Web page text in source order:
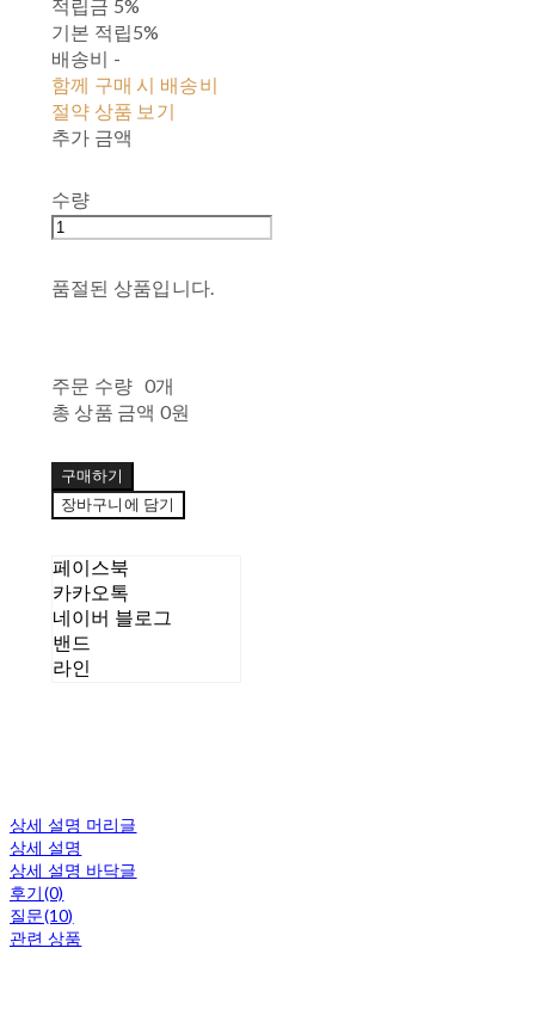
적립금 5%
기본 적립5%
배송비 -
함께 구매 시 배송비
절약 상품 보기
추가 금액
수량
품절된 상품입니다.
주문 수량 0개
총 상품 금액 0원
구매하기
장바구니에 담기
페이스북
카카오톡
네이버 블로그
밴드
라인
상세 설명 머리글
상세 설명
상세 설명 바닥글
후기(0)
질문(10)
관련 상품